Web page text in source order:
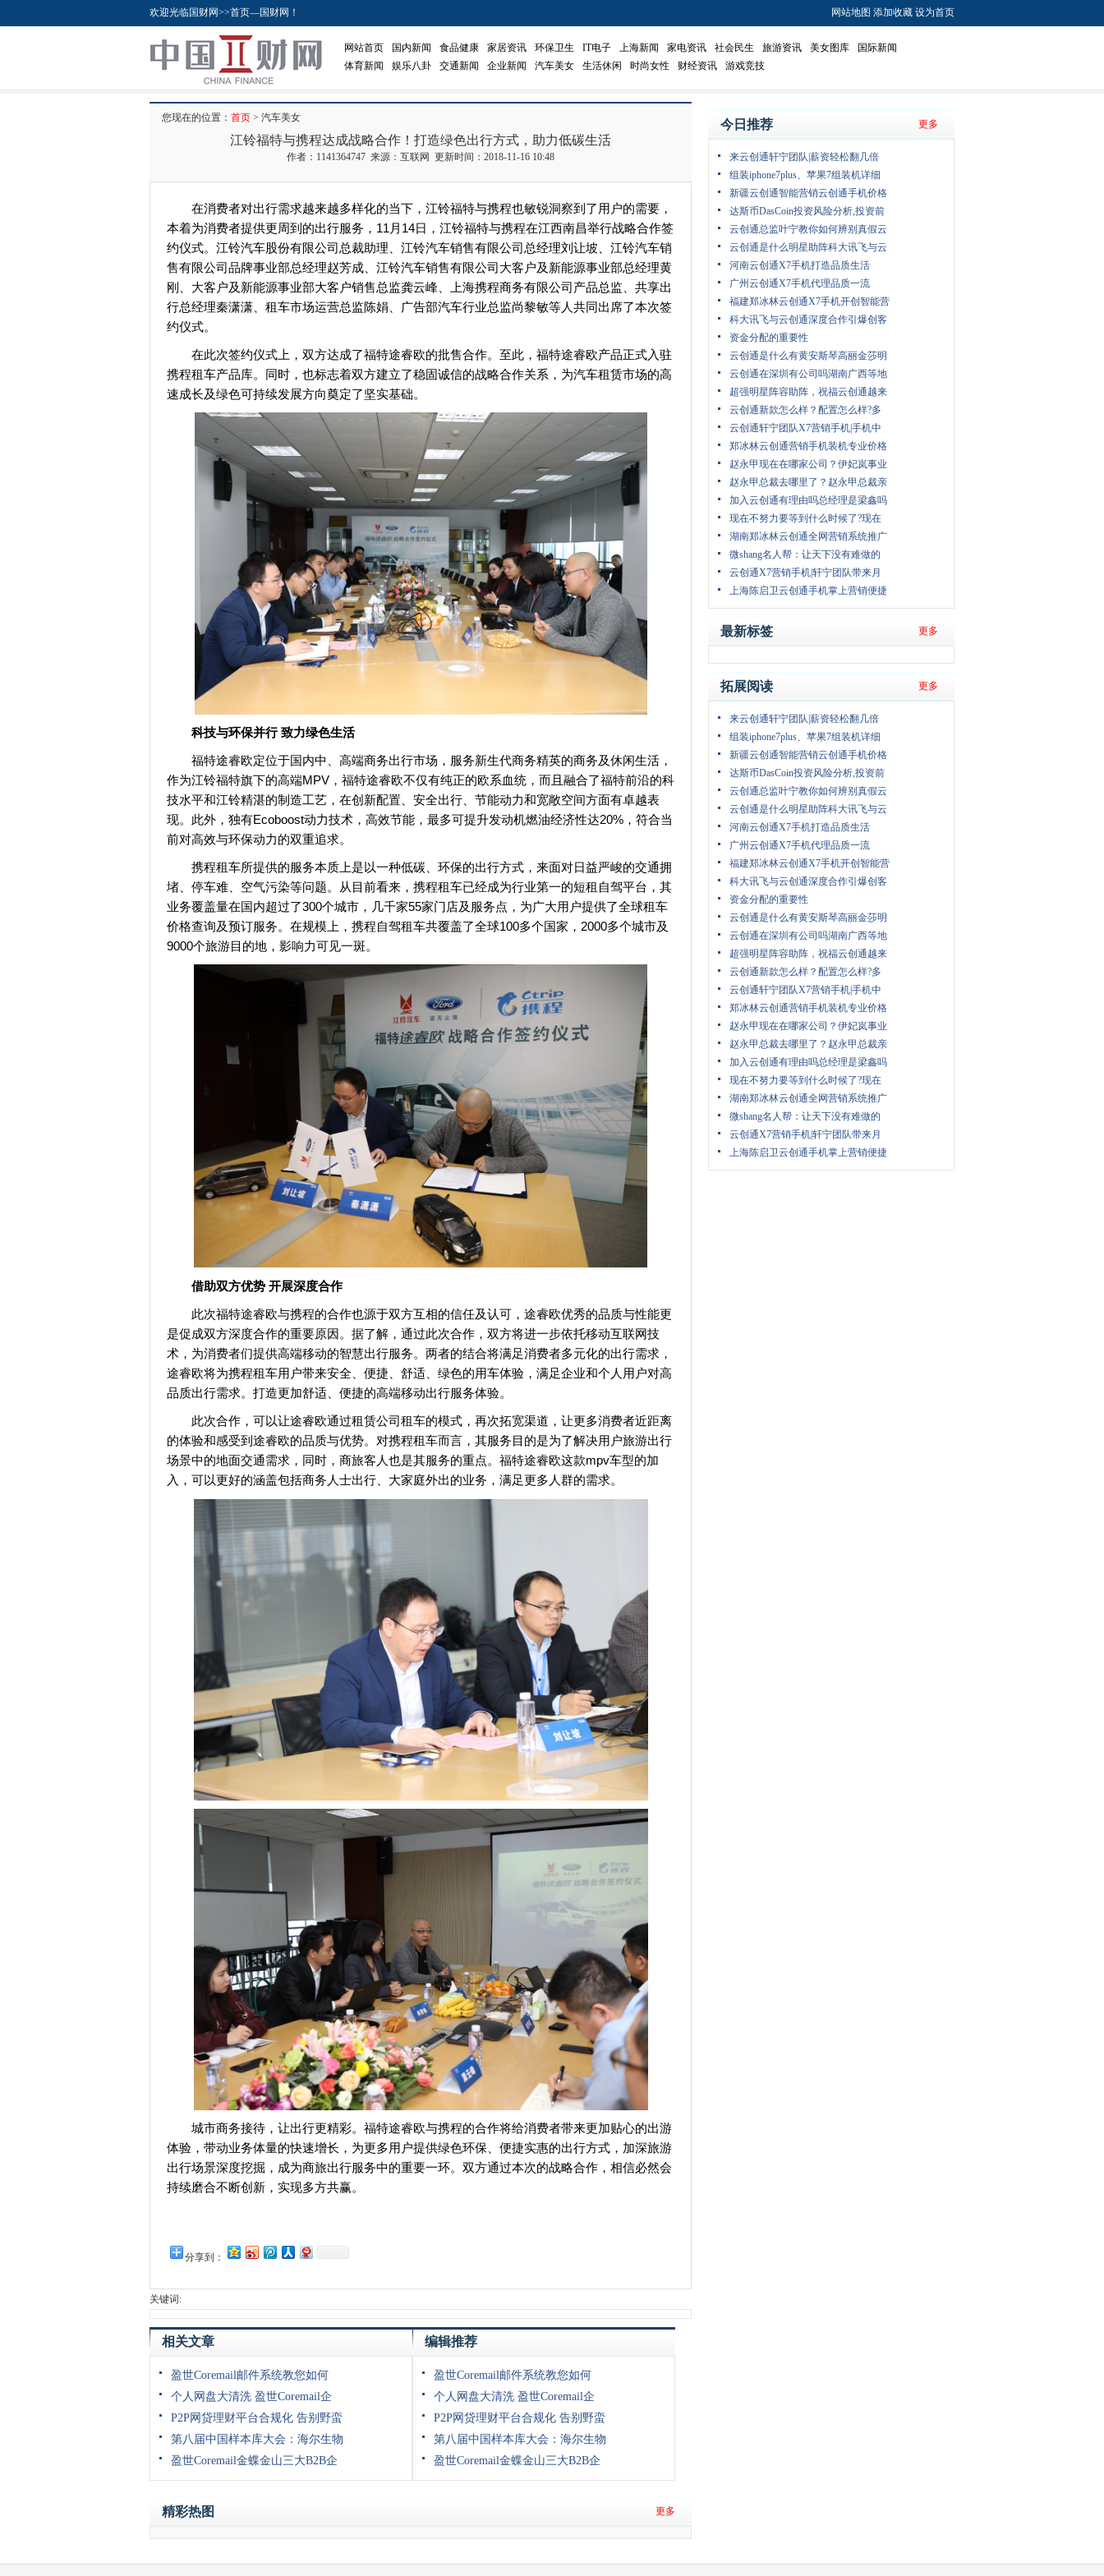
欢迎光临国财网>>首页—国财网！ 网站地图 添加收藏 设为首页
网站首页 国内新闻 食品健康 家居资讯 环保卫生 IT电子 上海新闻 家电资讯 社会民生 旅游资讯 美女图库
国际新闻
体育新闻
娱乐八卦 交通新闻 企业新闻 汽车美女 生活休闲 时尚女性 财经资讯 游戏竞技
您现在的位置： 首页 > 汽车美女
江铃福特与携程达成战略合作！打造绿色出行方式，助力低碳生活
作者：1141364747 来源：互联网 更新时间：2018-11-16 10:48
在消费者对出行需求越来越多样化的当下，江铃福特与携程也敏锐洞察到了用户的需要，
本着为消费者提供更周到的出行服务，11月14日，江铃福特与携程在江西南昌举行战略合作签
约仪式。江铃汽车股份有限公司总裁助理、江铃汽车销售有限公司总经理刘让坡、江铃汽车销
售有限公司品牌事业部总经理赵芳成、江铃汽车销售有限公司大客户及新能源事业部总经理黄
刚、大客户及新能源事业部大客户销售总监龚云峰、上海携程商务有限公司产品总监、共享出
行总经理秦潇潇、租车市场运营总监陈娟、广告部汽车行业总监尚黎敏等人共同出席了本次签
约仪式。
在此次签约仪式上，双方达成了福特途睿欧的批售合作。至此，福特途睿欧产品正式入驻
携程租车产品库。同时，也标志着双方建立了稳固诚信的战略合作关系，为汽车租赁市场的高
速成长及绿色可持续发展方向奠定了坚实基础。
科技与环保并行 致力绿色生活
福特途睿欧定位于国内中、高端商务出行市场，服务新生代商务精英的商务及休闲生活，
作为江铃福特旗下的高端MPV，福特途睿欧不仅有纯正的欧系血统，而且融合了福特前沿的科
技水平和江铃精湛的制造工艺，在创新配置、安全出行、节能动力和宽敞空间方面有卓越表
现。此外，独有Ecoboost动力技术，高效节能，最多可提升发动机燃油经济性达20%，符合当
前对高效与环保动力的双重追求。
携程租车所提供的服务本质上是以一种低碳、环保的出行方式，来面对日益严峻的交通拥
堵、停车难、空气污染等问题。从目前看来，携程租车已经成为行业第一的短租自驾平台，其
业务覆盖量在国内超过了300个城市，几千家55家门店及服务点，为广大用户提供了全球租车
价格查询及预订服务。在规模上，携程自驾租车共覆盖了全球100多个国家，2000多个城市及
9000个旅游目的地，影响力可见一斑。
借助双方优势 开展深度合作
此次福特途睿欧与携程的合作也源于双方互相的信任及认可，途睿欧优秀的品质与性能更
是促成双方深度合作的重要原因。据了解，通过此次合作，双方将进一步依托移动互联网技
术，为消费者们提供高端移动的智慧出行服务。两者的结合将满足消费者多元化的出行需求，
途睿欧将为携程租车用户带来安全、便捷、舒适、绿色的用车体验，满足企业和个人用户对高
品质出行需求。打造更加舒适、便捷的高端移动出行服务体验。
此次合作，可以让途睿欧通过租赁公司租车的模式，再次拓宽渠道，让更多消费者近距离
的体验和感受到途睿欧的品质与优势。对携程租车而言，其服务目的是为了解决用户旅游出行
场景中的地面交通需求，同时，商旅客人也是其服务的重点。福特途睿欧这款mpv车型的加
入，可以更好的涵盖包括商务人士出行、大家庭外出的业务，满足更多人群的需求。
城市商务接待，让出行更精彩。福特途睿欧与携程的合作将给消费者带来更加贴心的出游
体验，带动业务体量的快速增长，为更多用户提供绿色环保、便捷实惠的出行方式，加深旅游
出行场景深度挖掘，成为商旅出行服务中的重要一环。双方通过本次的战略合作，相信必然会
持续磨合不断创新，实现多方共赢。
分享到：
关键词:
相关文章
盈世Coremail邮件系统教您如何
个人网盘大清洗 盈世Coremail企
P2P网贷理财平台合规化 告别野蛮
第八届中国样本库大会：海尔生物
盈世Coremail金蝶金山三大B2B企
编辑推荐
盈世Coremail邮件系统教您如何
个人网盘大清洗 盈世Coremail企
P2P网贷理财平台合规化 告别野蛮
第八届中国样本库大会：海尔生物
盈世Coremail金蝶金山三大B2B企
更多
精彩热图
更多
今日推荐
来云创通轩宁团队|薪资轻松翻几倍
组装iphone7plus、苹果7组装机详细
新疆云创通智能营销云创通手机价格
达斯币DasCoin投资风险分析,投资前
云创通总监叶宁教你如何辨别真假云
云创通是什么明星助阵科大讯飞与云
河南云创通X7手机打造品质生活
广州云创通X7手机代理品质一流
福建郑冰林云创通X7手机开创智能营
科大讯飞与云创通深度合作引爆创客
资金分配的重要性
云创通是什么有黄安斯琴高丽金莎明
云创通在深圳有公司吗湖南广西等地
超强明星阵容助阵，祝福云创通越来
云创通新款怎么样？配置怎么样?多
云创通轩宁团队X7营销手机|手机中
郑冰林云创通营销手机装机专业价格
赵永甲现在在哪家公司？伊妃岚事业
赵永甲总裁去哪里了？赵永甲总裁亲
加入云创通有理由吗总经理是梁鑫吗
现在不努力要等到什么时候了?现在
湖南郑冰林云创通全网营销系统推广
微shang名人帮：让天下没有难做的
云创通X7营销手机|轩宁团队带来月
上海陈启卫云创通手机掌上营销便捷
更多
最新标签
更多
拓展阅读
来云创通轩宁团队|薪资轻松翻几倍
组装iphone7plus、苹果7组装机详细
新疆云创通智能营销云创通手机价格
达斯币DasCoin投资风险分析,投资前
云创通总监叶宁教你如何辨别真假云
云创通是什么明星助阵科大讯飞与云
河南云创通X7手机打造品质生活
广州云创通X7手机代理品质一流
福建郑冰林云创通X7手机开创智能营
科大讯飞与云创通深度合作引爆创客
资金分配的重要性
云创通是什么有黄安斯琴高丽金莎明
云创通在深圳有公司吗湖南广西等地
超强明星阵容助阵，祝福云创通越来
云创通新款怎么样？配置怎么样?多
云创通轩宁团队X7营销手机|手机中
郑冰林云创通营销手机装机专业价格
赵永甲现在在哪家公司？伊妃岚事业
赵永甲总裁去哪里了？赵永甲总裁亲
加入云创通有理由吗总经理是梁鑫吗
现在不努力要等到什么时候了?现在
湖南郑冰林云创通全网营销系统推广
微shang名人帮：让天下没有难做的
云创通X7营销手机|轩宁团队带来月
上海陈启卫云创通手机掌上营销便捷